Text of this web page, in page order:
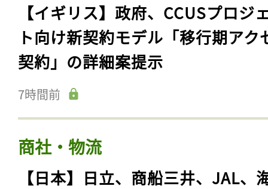
【イギリス】政府、CCUSプロジ
ト向け新契約モデル「移行期アク
契約」の詳細案提示
7時間前
商社・物流
【日本】日立、商船三井、JAL、